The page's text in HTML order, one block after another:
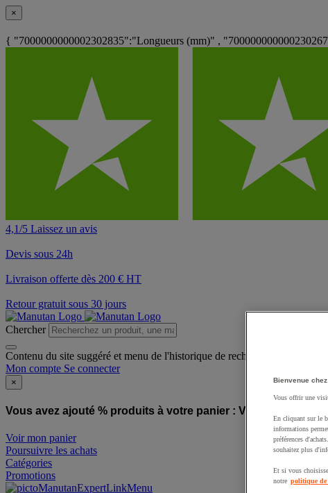
×
{ "7000000000002302835":"Longueurs (mm)" ,
4,1/5 Laissez un avis
Devis sous 24h
Livraison offerte dès 200 € HT
Retour gratuit sous 30 jours
Chercher
Contenu du site suggéré et menu de l'historique de recherche
Mon compte Se connecter
×
Vous avez ajouté % produits à votre panier : Vous avez
Voir mon panier
Poursuivre les achats
Catégories
Promotions
Bienvenue
Vous offrir une
En cliquant sur le
informations
préférences
souhaitez plus
Et si vous
notre politique de